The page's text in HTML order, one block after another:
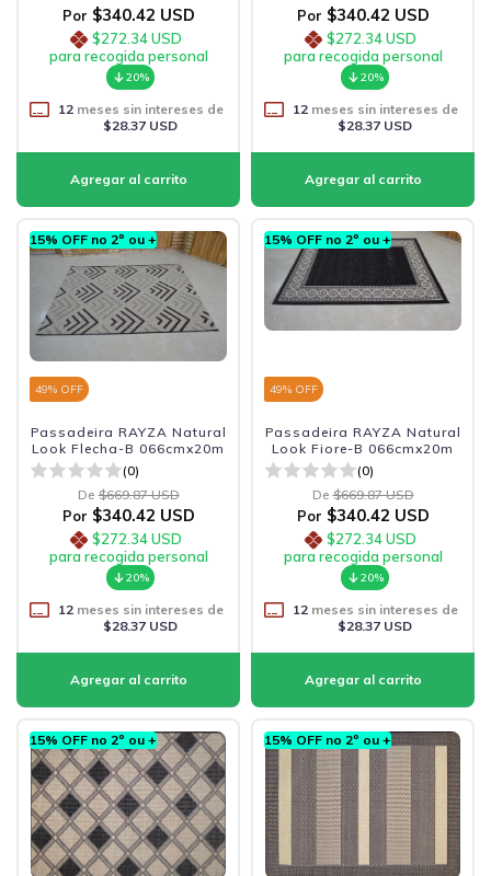
Por $340.42 USD
$272.34 USD
para recogida personal
20%
12meses sin intereses de
$28.37 USD
Por $340.42 USD
$272.34 USD
para recogida personal
20%
12meses sin intereses de
$28.37 USD
15% OFF no 2º ou +
49% OFF
Passadeira RAYZA Natural
Look Flecha-B 066cmx20m
(0)
De $669.87 USD
Por $340.42 USD
$272.34 USD
para recogida personal
20%
12meses sin intereses de
$28.37 USD
15% OFF no 2º ou +
49% OFF
Passadeira RAYZA Natural
Look Fiore-B 066cmx20m
(0)
De $669.87 USD
Por $340.42 USD
$272.34 USD
para recogida personal
20%
12meses sin intereses de
$28.37 USD
15% OFF no 2º ou + 15% OFF no 2º ou +